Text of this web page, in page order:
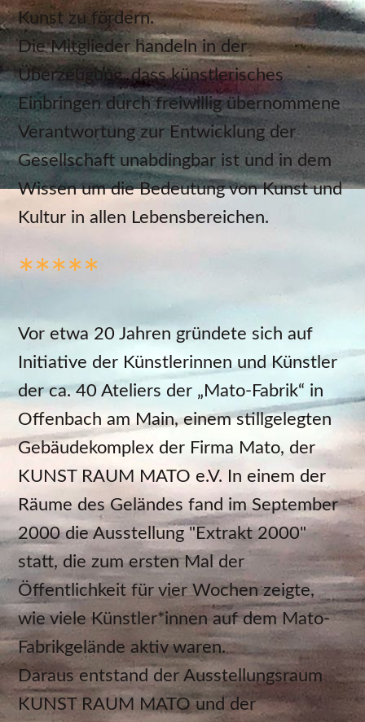
Kunst zu fördern.
Die Mitglieder handeln in der
Überzeugung, dass künstlerisches
Einbringen durch freiwillig übernommene
Verantwortung zur Entwicklung der
Gesellschaft unabdingbar ist und in dem
Wissen um die Bedeutung von Kunst und
Kultur in allen Lebensbereichen.
*****
Vor etwa 20 Jahren gründete sich auf
Initiative der Künstlerinnen und Künstler
der ca. 40 Ateliers der „Mato-Fabrik“ in
Offenbach am Main, einem stillgelegten
Gebäudekomplex der Firma Mato, der
KUNST RAUM MATO e.V. In einem der
Räume des Geländes fand im September
2000 die Ausstellung "Extrakt 2000"
statt, die zum ersten Mal der
Öffentlichkeit für vier Wochen zeigte,
wie viele Künstler*innen auf dem Mato-
Fabrikgelände aktiv waren.
Daraus entstand der Ausstellungsraum
KUNST RAUM MATO und der